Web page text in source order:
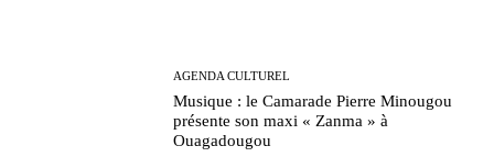
AGENDA CULTUREL
Musique : le Camarade Pierre Minougou
présente son maxi « Zanma » à
Ouagadougou